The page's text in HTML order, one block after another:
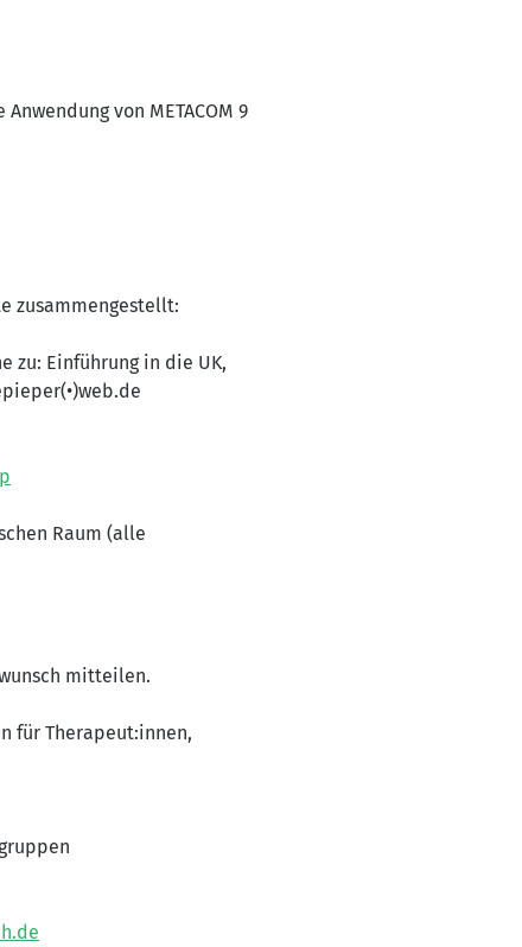
von METACOM 9
zusammengestellt:
zu: Einführung in die UK,
Raum (alle
mitteilen.
für Therapeut:innen,